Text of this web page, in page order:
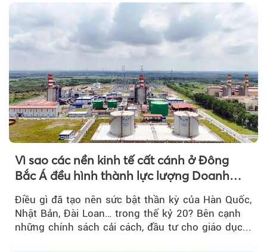
Vì sao các nền kinh tế cất cánh ở Đông
Bắc Á đều hình thành lực lượng Doanh
Điều gì đã tạo nên sức bật thần kỳ của Hàn Quốc,
Nhật Bản, Đài Loan… trong thế kỷ 20? Bên cạnh
những chính sách cải cách, đầu tư cho giáo dục...